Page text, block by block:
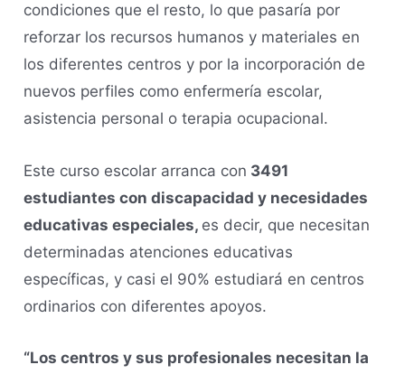
condiciones que el resto, lo que pasaría por
reforzar los recursos humanos y materiales en
los diferentes centros y por la incorporación de
nuevos perfiles como enfermería escolar,
asistencia personal o terapia ocupacional.
Este curso escolar arranca con 3491
estudiantes con discapacidad y necesidades
educativas especiales, es decir, que necesitan
determinadas atenciones educativas
específicas, y casi el 90% estudiará en centros
ordinarios con diferentes apoyos.
“Los centros y sus profesionales necesitan la